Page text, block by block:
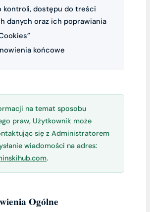
kontroli, dostępu do treści
danych oraz ich poprawiania
końcowe
na temat sposobu
praw, Użytkownik może
się z Administratorem
wiadomości na adres:
.
Ogólne